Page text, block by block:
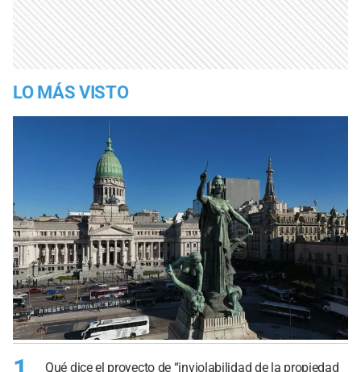
LO MÁS VISTO
Qué dice el proyecto de “inviolabilidad de la propiedad